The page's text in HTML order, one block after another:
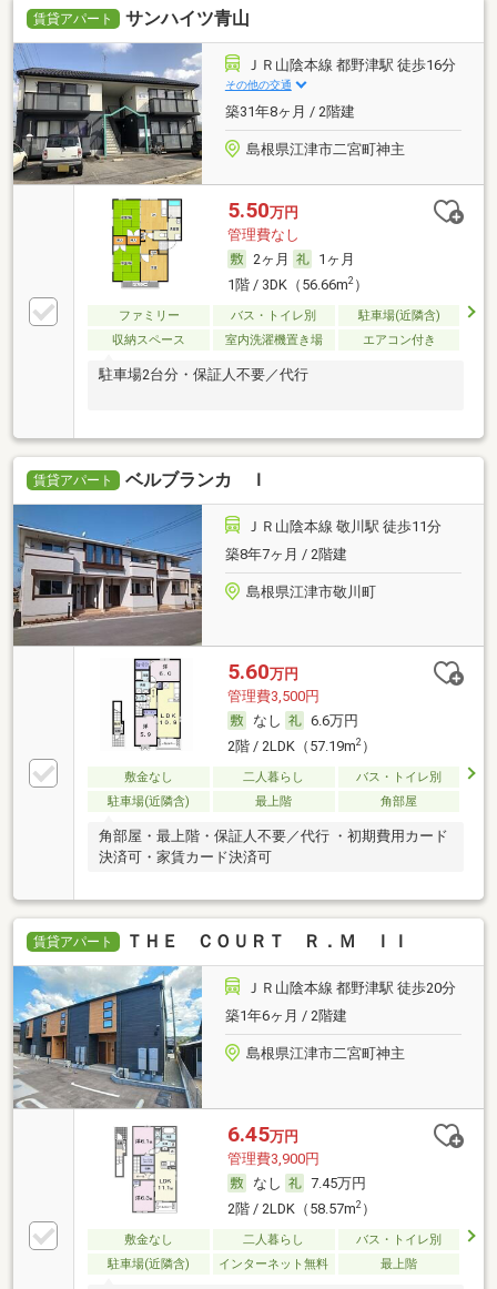
賃貸アパート サンハイツ青山
ＪＲ山陰本線 都野津駅 徒歩16分
その他の交通
築31年8ヶ月 / 2階建
島根県江津市二宮町神主
5.50万円
管理費なし
2ヶ月
1ヶ月
1階 / 3DK（56.66m2）
ファミリー バス・トイレ別
駐車場(近隣含)
収納スペース
室内洗濯機置き場 エアコン付き
駐車場2台分・保証人不要／代行
賃貸アパート ベルブランカ Ｉ
ＪＲ山陰本線 敬川駅 徒歩11分
築8年7ヶ月 / 2階建
島根県江津市敬川町
5.60万円
管理費3,500円
なし
6.6万円
2階 / 2LDK（57.19m2）
敷金なし 二人暮らし
バス・トイレ別
駐車場(近隣含)
最上階 角部屋
角部屋・最上階・保証人不要／代行 ・初期費用カード
決済可・家賃カード決済可
賃貸アパート ＴＨＥ ＣＯＵＲＴ Ｒ．Ｍ ＩＩ
ＪＲ山陰本線 都野津駅 徒歩20分
築1年6ヶ月 / 2階建
島根県江津市二宮町神主
6.45万円
管理費3,900円
なし
7.45万円
2階 / 2LDK（58.57m2）
敷金なし 二人暮らし
バス・トイレ別
駐車場(近隣含)
インターネット無料 最上階